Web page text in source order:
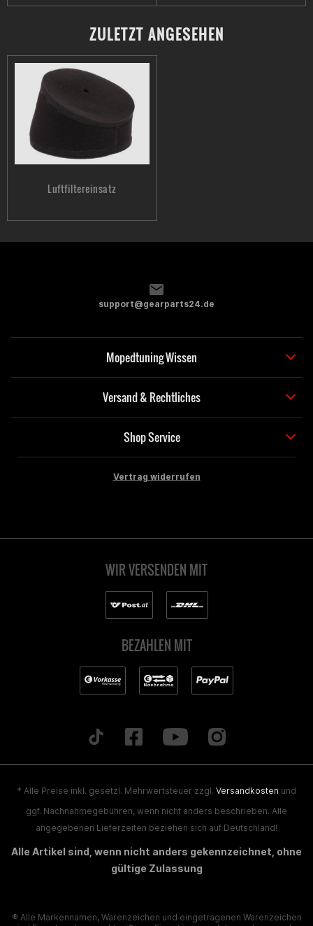
ZULETZT ANGESEHEN
Luftfiltereinsatz
support@gearparts24.de
Mopedtuning Wissen
Versand & Rechtliches
Shop Service
Vertrag widerrufen
WIR VERSENDEN MIT
BEZAHLEN MIT
* Alle Preise inkl. gesetzl. Mehrwertsteuer zzgl. Versandkosten und
ggf. Nachnahmegebühren, wenn nicht anders beschrieben. Alle
angegebenen Lieferzeiten beziehen sich auf Deutschland!
Alle Artikel sind, wenn nicht anders gekennzeichnet, ohne
gültige Zulassung
® Alle Markennamen, Warenzeichen und eingetragenen Warenzeichen